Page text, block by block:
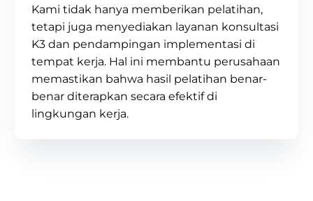
Kami tidak hanya memberikan pelatihan,
tetapi juga menyediakan layanan konsultasi
K3 dan pendampingan implementasi di
tempat kerja. Hal ini membantu perusahaan
memastikan bahwa hasil pelatihan benar-
benar diterapkan secara efektif di
lingkungan kerja.